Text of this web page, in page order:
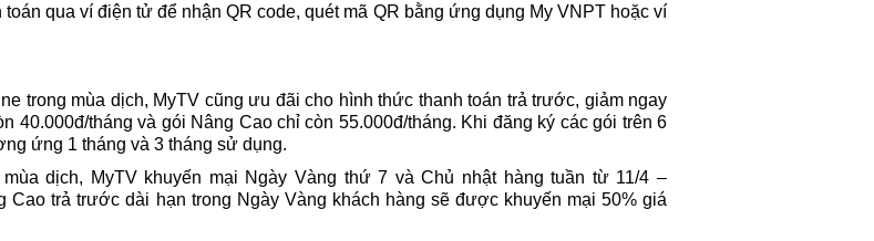
qua ví điện tử để nhận QR code, quét mã QR bằng ứng dụng My VNPT hoặc ví
trong mùa dịch, MyTV cũng ưu đãi cho hình thức thanh toán trả trước, giảm ngay
40.000đ/tháng và gói Nâng Cao chỉ còn 55.000đ/tháng. Khi đăng ký các gói trên 6
ứng 1 tháng và 3 tháng sử dụng.
dịch, MyTV khuyến mại Ngày Vàng thứ 7 và Chủ nhật hàng tuần từ 11/4 –
Cao trả trước dài hạn trong Ngày Vàng khách hàng sẽ được khuyến mại 50% giá